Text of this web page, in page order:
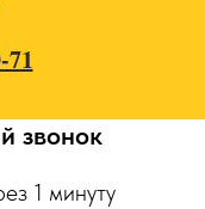
71
звонок
1 минуту